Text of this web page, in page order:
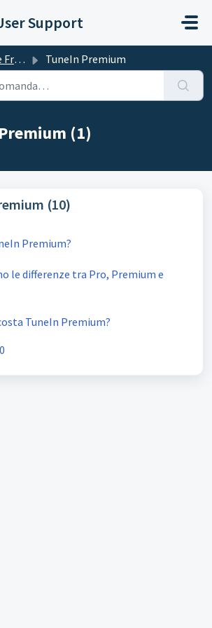
Support
TuneIn Premium
(1)
(10)
Premium?
le differenze tra Pro, Premium e
TuneIn Premium?